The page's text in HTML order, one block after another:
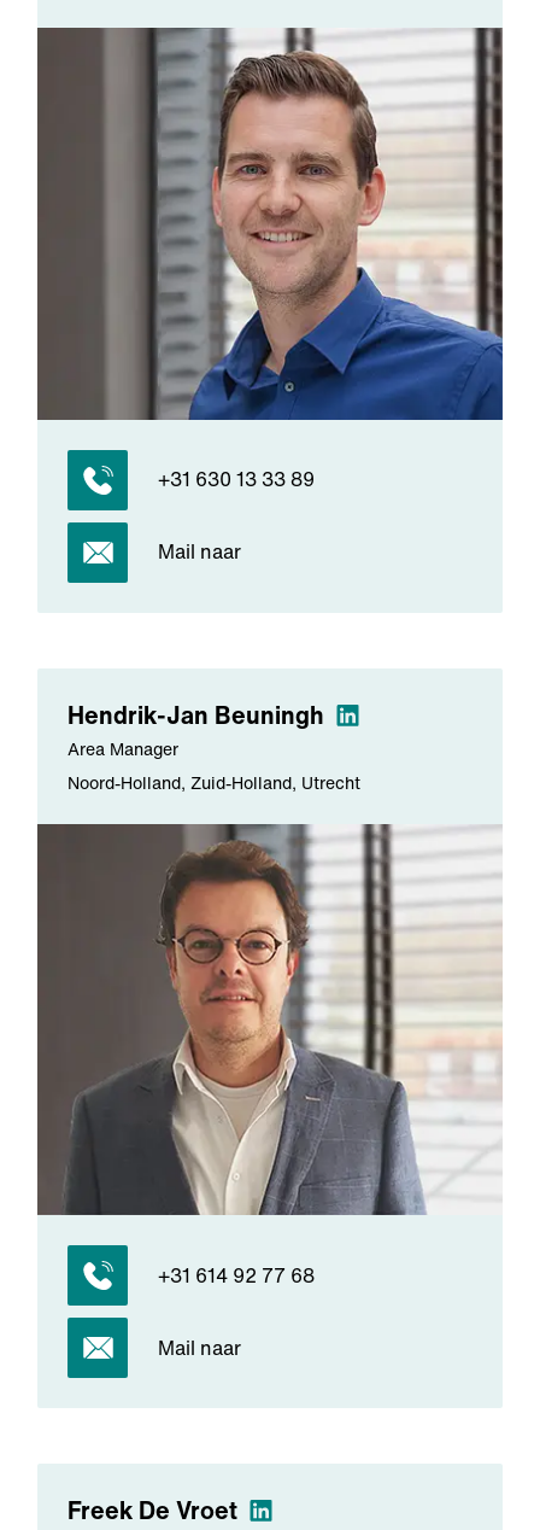
+31 630 13 33 89
Mail naar
Hendrik-Jan Beuningh
Area Manager
Noord-Holland, Zuid-Holland, Utrecht
+31 614 92 77 68
Mail naar
Freek De Vroet